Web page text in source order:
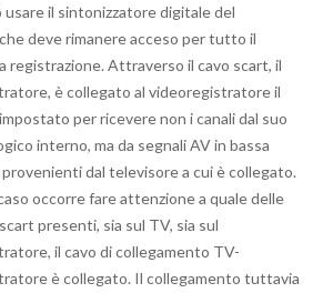
usare il sintonizzatore digitale del
deve rimanere acceso per tutto il
registrazione. Attraverso il cavo scart, il
è collegato al videoregistratore il
per ricevere non i canali dal suo
interno, ma da segnali AV in bassa
dal televisore a cui è collegato.
occorre fare attenzione a quale delle
presenti, sia sul TV, sia sul
il cavo di collegamento TV-
è collegato. Il collegamento tuttavia